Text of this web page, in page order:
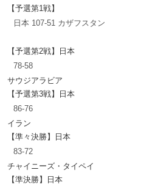
【予選第1戦】
日本 107-51 カザフスタン
【予選第2戦】日本
78-58
サウジアラビア
【予選第3戦】日本
86-76
イラン
【準々決勝】日本
83-72
チャイニーズ・タイペイ
【準決勝】日本